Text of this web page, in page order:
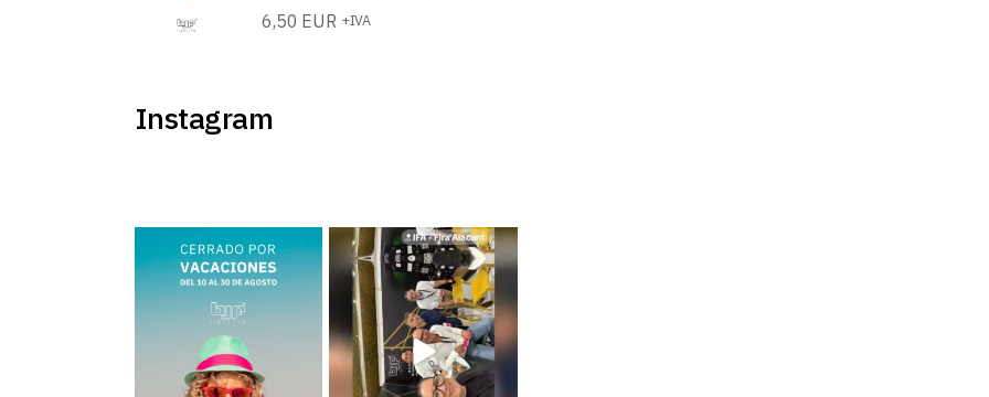
6,50 EUR +IVA
Instagram
BJF Lighting permanecerá
𝗰𝗲𝗿𝗿𝗮𝗱𝗼 𝗽𝗼𝗿...
2
Estamos en el Levante Home
Meeting ¡Te esperamos!...
39 5